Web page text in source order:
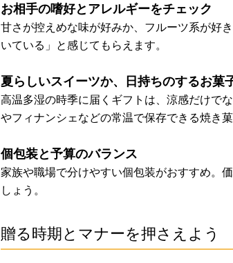
お相手の嗜好とアレルギーをチェック
甘さが控えめな味が好みか、フルーツ系が好
いている」と感じてもらえます。
夏らしいスイーツか、日持ちのするお菓
高温多湿の時季に届くギフトは、涼感だけで
やフィナンシェなどの常温で保存できる焼き菓
個包装と予算のバランス
家族や職場で分けやすい個包装がおすすめ。
しょう。
贈る時期とマナーを押さえよう